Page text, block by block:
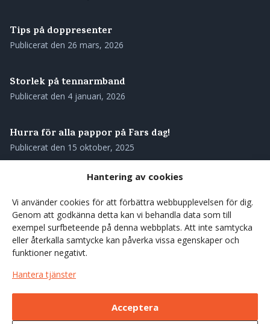
Hantering av cookies
Vi använder cookies för att förbättra webbupplevelsen för dig.
Genom att godkänna detta kan vi behandla data som till
exempel surfbeteende på denna webbplats. Att inte samtycka
eller återkalla samtycke kan påverka vissa egenskaper och
funktioner negativt.
Hantera tjänster
Acceptera
Tips på doppresenter
Publicerat den 26 mars, 2026
Storlek på tennarmband
Publicerat den 4 januari, 2026
Hurra för alla pappor på Fars dag!
Publicerat den 15 oktober, 2025
Skötselråd för ditt tennarmband
Publicerat den28 augusti, 2025
Våra tennarmband – genuint svenskt hantverk med
rötterna i norr
Förgyll sommarens kaffestunder med en träkåsa
7 juni, 2025